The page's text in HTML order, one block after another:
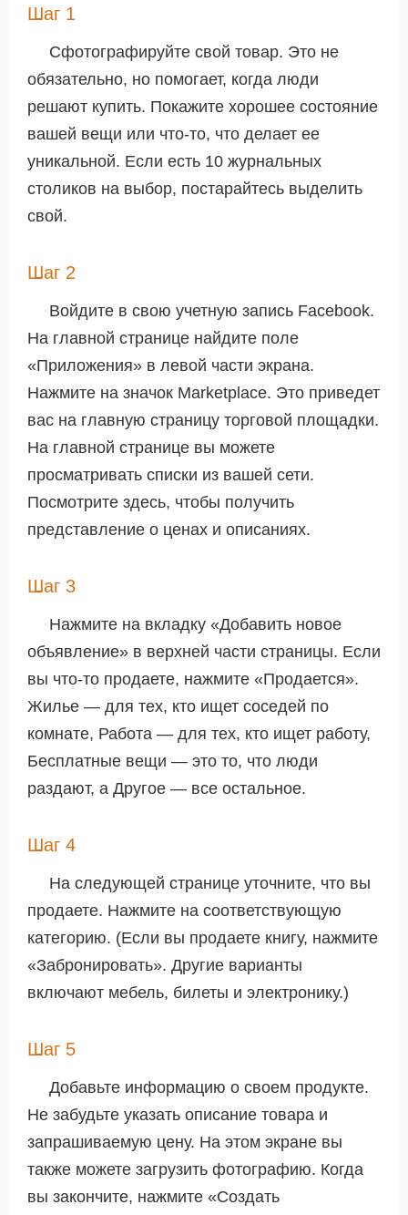
Шаг 1
Сфотографируйте свой товар. Это не
обязательно, но помогает, когда люди
решают купить. Покажите хорошее состояние
вашей вещи или что-то, что делает ее
уникальной. Если есть 10 журнальных
столиков на выбор, постарайтесь выделить
свой.
Шаг 2
Войдите в свою учетную запись Facebook.
На главной странице найдите поле
«Приложения» в левой части экрана.
Нажмите на значок Marketplace. Это приведет
вас на главную страницу торговой площадки.
На главной странице вы можете
просматривать списки из вашей сети.
Посмотрите здесь, чтобы получить
представление о ценах и описаниях.
Шаг 3
Нажмите на вкладку «Добавить новое
объявление» в верхней части страницы. Если
вы что-то продаете, нажмите «Продается».
Жилье — для тех, кто ищет соседей по
комнате, Работа — для тех, кто ищет работу,
Бесплатные вещи — это то, что люди
раздают, а Другое — все остальное.
Шаг 4
На следующей странице уточните, что вы
продаете. Нажмите на соответствующую
категорию. (Если вы продаете книгу, нажмите
«Забронировать». Другие варианты
включают мебель, билеты и электронику.)
Шаг 5
Добавьте информацию о своем продукте.
Не забудьте указать описание товара и
запрашиваемую цену. На этом экране вы
также можете загрузить фотографию. Когда
вы закончите, нажмите «Создать